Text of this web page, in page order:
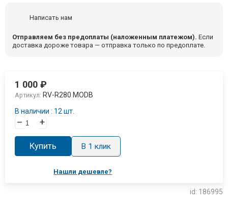
Написать нам
Отправляем без предоплаты (наложенным платежом). Если
доставка дороже товара — отправка только по предоплате.
1 000₽
Артикул: RV-R280 MODB
В наличии : 12 шт.
– +
Купить В 1 клик
Нашли дешевле?
id: 186995